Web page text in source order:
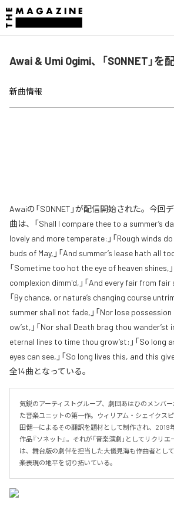
Awai & Umi Ogimi、「SONNET」を
新曲情報
Awaiの「SONNET」が配信開始された。今回
曲は、「Shall I compare thee to a summer’s
lovely and more temperate:」「Rough winds
buds of May,」「And summer’s lease hath all
「Sometime too hot the eye of heaven shines,
complexion dimm'd,」「And every fair from fair
「By chance, or nature’s changing course
summer shall not fade,」「Nor lose
ow’st,」「Nor shall Death brag thou wander’st
eternal lines to time thou grow’st:」「So long
eyes can see,」「So long lives this, and this
全14曲となっている。
気鋭のアーティストグループ、劇団あはひのメンバ
た音楽ユニットの第一作。ウィリアム・シェイクス
田健一によるその翻訳を題材として制作され、2019
作品『ソネット』。それが「音楽演劇」としてリクリ
は、舞台版の劇伴を担当した大儀見海も作曲者とし
楽表現の地平を切り拓いている。